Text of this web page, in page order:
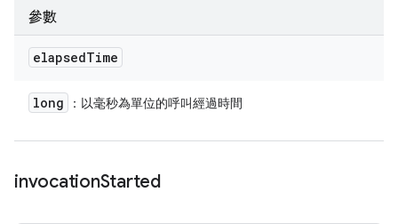
參數
elapsedTime
long ：以毫秒為單位的呼叫經過時間
invocationStarted